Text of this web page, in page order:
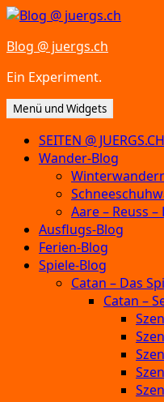
Zum
springen
Blog @ juergs.ch
Ein Experiment.
Menü und Widgets
SEITEN @ JUERGS.CH
Wander-Blog
Aare – Reuss
Ausflugs-Blog
Ferien-Blog
Spiele-Blog
Catan – Das
Catan –